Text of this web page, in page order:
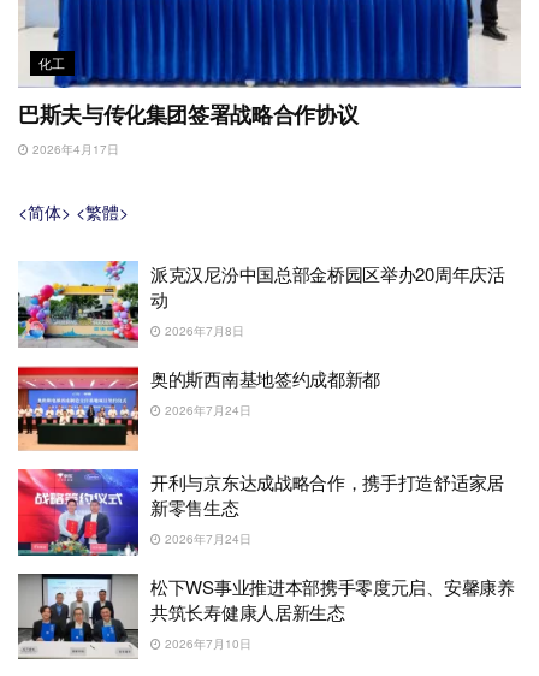
化工
巴斯夫与传化集团签署战略合作协议
2026年4月17日
<简体> <繁體>
派克汉尼汾中国总部金桥园区举办20周年庆活
动
2026年7月8日
奥的斯西南基地签约成都新都
2026年7月24日
开利与京东达成战略合作，携手打造舒适家居
新零售生态
2026年7月24日
松下WS事业推进本部携手零度元启、安馨康养
共筑长寿健康人居新生态
2026年7月10日